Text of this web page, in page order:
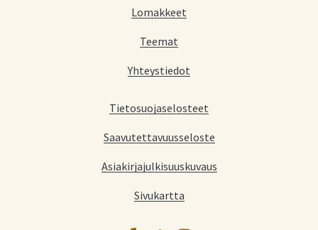
Lomakkeet
Teemat
Yhteystiedot
Tietosuojaselosteet
Saavutettavuusseloste
Asiakirjajulkisuuskuvaus
Sivukartta